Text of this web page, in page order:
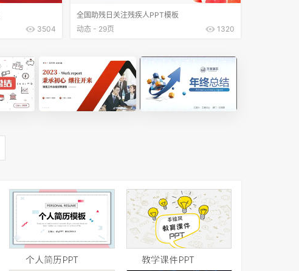
3504
全国助残日关注残疾人PPT模板
动态 - 29页
1320